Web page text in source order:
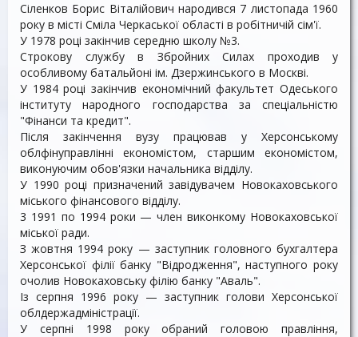
Сіленков Борис Віталійович народився 7 листопада 1960
року в місті Сміла Черкаської області в робітничій сім'ї.
У 1978 році закінчив середню школу №3.
Строкову службу в Збройних Силах проходив у
особливому батальйоні ім. Дзержинського в Москві.
У 1984 році закінчив економічний факультет Одеського
інституту народного господарства за спеціальністю
"Фінанси та кредит".
Після закінчення вузу працював у Херсонському
облфінуправлінні економістом, старшим економістом,
виконуючим обов'язки начальника відділу.
У 1990 році призначений завідувачем Новокаховського
міського фінансового відділу.
3 1991 по 1994 роки — член виконкому Новокаховської
міської ради.
З жовтня 1994 року — заступник головного бухгалтера
Херсонської філії банку "Відродження", наступного року
очолив Новокаховську філію банку "Аваль".
Із серпня 1996 року — заступник голови Херсонської
облдержадміністрації.
У серпні 1998 року обраний головою правління,